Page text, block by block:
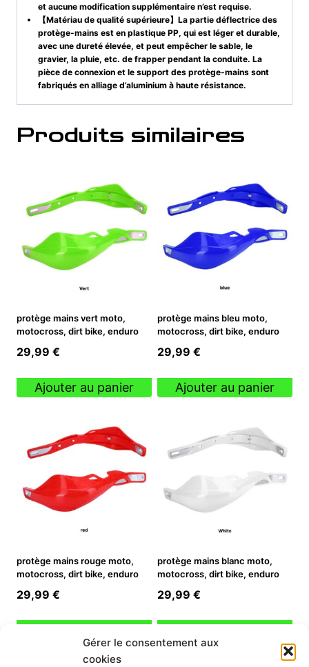
Gérer le consentement aux
cookies
et aucune modification supplémentaire n’est requise.
【Matériau de qualité supérieure】La partie déflectrice des
protège-mains est en plastique PP, qui est léger et durable,
avec une dureté élevée, et peut empêcher le sable, le
gravier, la pluie, etc. de frapper pendant la conduite. La
pièce de connexion et le support des protège-mains sont
fabriqués en alliage d’aluminium à haute résistance.
Produits similaires
protège mains vert moto,
motocross, dirt bike, enduro
29,99 €
Ajouter au panier
protège mains bleu moto,
motocross, dirt bike, enduro
29,99 €
Ajouter au panier
protège mains rouge moto,
motocross, dirt bike, enduro
29,99 €
protège mains blanc moto,
motocross, dirt bike, enduro
29,99 €